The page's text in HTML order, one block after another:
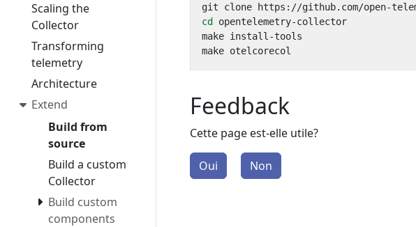
Scaling the
Collector
Transforming
telemetry
Architecture
Extend
Build from
source
Build a custom
Collector
Build custom
components
cd
Feedback
Cette page est-elle utile?
Oui Non